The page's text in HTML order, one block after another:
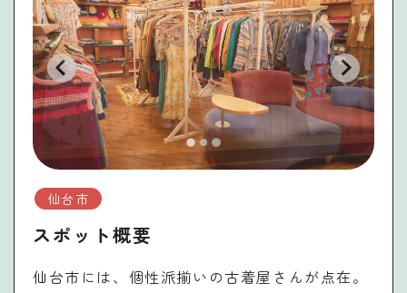
仙台市
スポット概要
仙台市には、個性派揃いの古着屋さんが点在。